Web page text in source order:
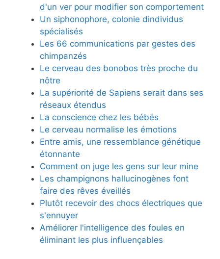
d'un ver pour modifier son comportement
Un siphonophore, colonie dindividus
spécialisés
Les 66 communications par gestes des
chimpanzés
Le cerveau des bonobos très proche du
nôtre
La supériorité de Sapiens serait dans ses
réseaux étendus
La conscience chez les bébés
Le cerveau normalise les émotions
Entre amis, une ressemblance génétique
étonnante
Comment on juge les gens sur leur mine
Les champignons hallucinogènes font
faire des rêves éveillés
Plutôt recevoir des chocs électriques que
s'ennuyer
Améliorer l'intelligence des foules en
éliminant les plus influençables